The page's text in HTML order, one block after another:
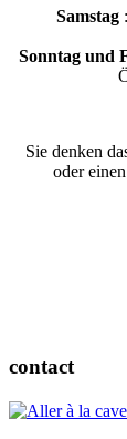
Samstag
Sonntag und
Sie denken
oder
contact